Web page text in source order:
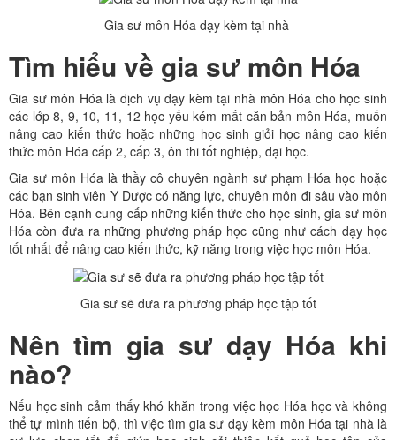
Gia sư môn Hóa dạy kèm tại nhà
Tìm hiểu về gia sư môn Hóa
Gia sư môn Hóa là dịch vụ dạy kèm tại nhà môn Hóa cho học sinh
các lớp 8, 9, 10, 11, 12 học yếu kém mất căn bản môn Hóa, muốn
nâng cao kiến thức hoặc những học sinh giỏi học nâng cao kiến
thức môn Hóa cấp 2, cấp 3, ôn thi tốt nghiệp, đại học.
Gia sư môn Hóa là thầy cô chuyên ngành sư phạm Hóa học hoặc
các bạn sinh viên Y Dược có năng lực, chuyên môn đi sâu vào môn
Hóa. Bên cạnh cung cấp những kiến thức cho học sinh, gia sư môn
Hóa còn đưa ra những phương pháp học cũng như cách dạy học
tốt nhất để nâng cao kiến thức, kỹ năng trong việc học môn Hóa.
Gia sư sẽ đưa ra phương pháp học tập tốt
Nên tìm gia sư dạy Hóa khi
nào?
Nếu học sinh cảm thấy khó khăn trong việc học Hóa học và không
thể tự mình tiến bộ, thì việc tìm gia sư dạy kèm môn Hóa tại nhà là